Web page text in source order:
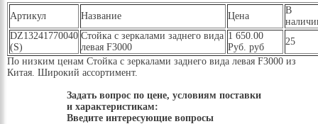
Артикул Название Цена
В
DZ13241770040
(S)
Стойка с зеркалами заднего вида
левая F3000
1 650.00
Руб. руб
25
По низким ценам Стойка с зеркалами заднего вида левая F3000 из
Китая. Широкий ассортимент.
Задать вопрос по цене, условиям поставки
и характеристикам:
Введите интересующие вопросы